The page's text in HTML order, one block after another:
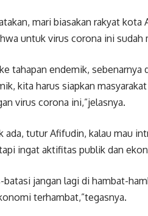
mari biasakan rakyat
untuk virus corona ini sudah
tahapan endemik,
kita harus siapkan
virus corona ini,”jelasnya.
ada, tutur Afifudin, kalau mau
ingat aktifitas publik dan
batasi jangan lagi di hambat-
terhambat,”tegasnya.